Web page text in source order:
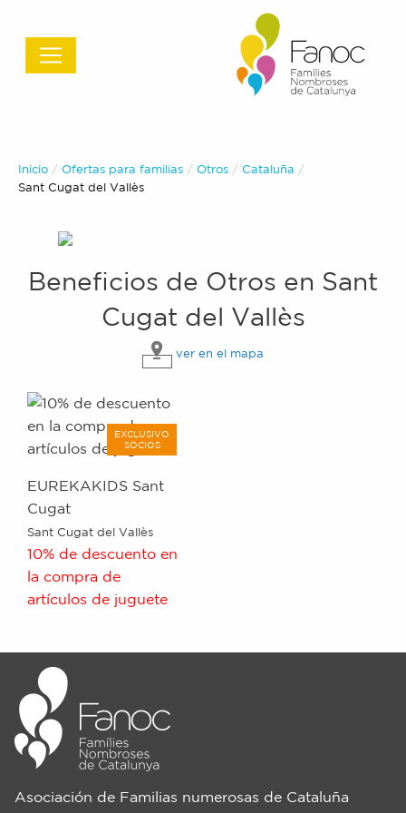
Inicio Ofertas para familias Otros
Cataluña
Actual:
Sant Cugat del Vallès
Beneficios de Otros en Sant
Cugat del Vallès
ver en el mapa
EXCLUSIVO
SOCIOS
EUREKAKIDS Sant
Cugat
Sant Cugat del Vallès
10% de descuento en
la compra de
artículos de juguete
Asociación de Familias numerosas de Cataluña